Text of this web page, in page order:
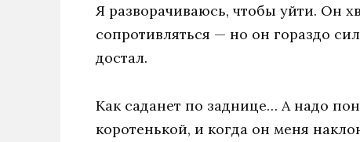
Я разворачиваюсь, чтобы уйти. Он
сопротивляться — но он гораздо
достал.
Как саданет по заднице… A надо
коротенькой, и когда он меня